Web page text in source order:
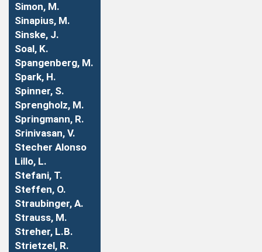
Simon, M.
Sinapius, M.
Sinske, J.
Soal, K.
Spangenberg, M.
Spark, H.
Spinner, S.
Sprengholz, M.
Springmann, R.
Srinivasan, V.
Stecher Alonso
Lillo, L.
Stefani, T.
Steffen, O.
Straubinger, A.
Strauss, M.
Streher, L.B.
Strietzel, R.